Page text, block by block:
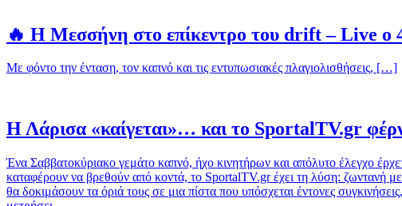
🔥 Η Μεσσήνη στο επίκεντρο του drift – Live ο
Με φόντο την ένταση, τον καπνό και τις εντυπωσιακές πλαγιολισθήσεις, […]
Η Λάρισα «καίγεται»… και το SportalTV.gr
Ένα Σαββατοκύριακο γεμάτο καπνό, ήχο κινητήρων και απόλυτο έλεγχο
καταφέρουν να βρεθούν από κοντά, το SportalTV.gr έχει τη λύση: ζωντανή
θα δοκιμάσουν τα όριά τους σε μια πίστα που υπόσχεται έντονες